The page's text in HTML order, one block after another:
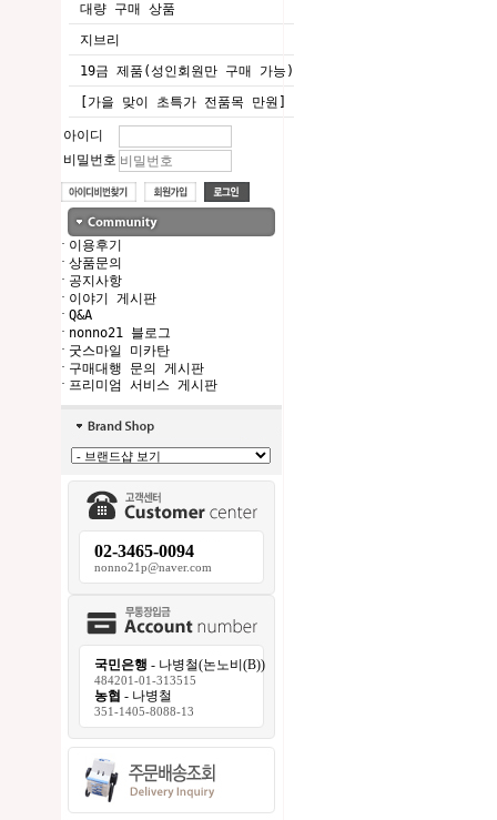
대량 구매 상품
지브리
19금 제품(성인회원만 구매 가능)
[가을 맞이 초특가 전품목 만원]
아이디
비밀번호
· 이용후기
· 상품문의
· 공지사항
· 이야기 게시판
· Q&A
· nonno21 블로그
· 굿스마일 미카탄
· 구매대행 문의 게시판
· 프리미엄 서비스 게시판
02-3465-0094
nonno21p@naver.com
국민은행 - 나병철(논노비(B))
484201-01-313515
농협 - 나병철
351-1405-8088-13